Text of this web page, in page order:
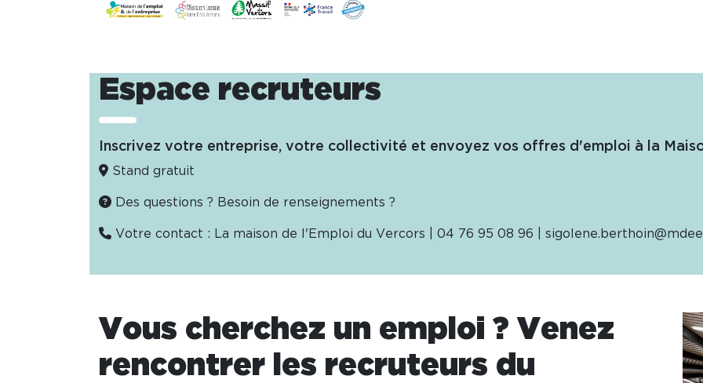
Espace recruteurs
Inscrivez votre entreprise, votre collectivité et envoyez vos offres d'emploi à la
Stand gratuit
Des questions ? Besoin de renseignements ?
Votre contact : La maison de l'Emploi du Vercors | 04 76 95 08 96 |
Vous cherchez un emploi ? Venez
rencontrer les recruteurs du